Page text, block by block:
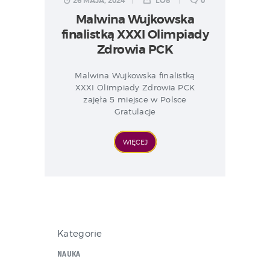
Malwina Wujkowska
finalistką XXXI Olimpiady
Zdrowia PCK
Malwina Wujkowska finalistką
XXXI Olimpiady Zdrowia PCK
zajęła 5 miejsce w Polsce
Gratulacje
WIĘCEJ
Kategorie
NAUKA